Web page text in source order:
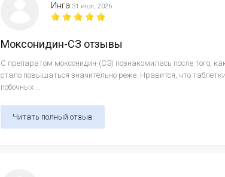
Инга 31 июл, 2026
Моксонидин-СЗ отзывы
С препаратом моксонидин-(СЗ) познакомилась после того,
стало повышаться значительно реже. Нравится, что
побочных ...
Читать полный отзыв